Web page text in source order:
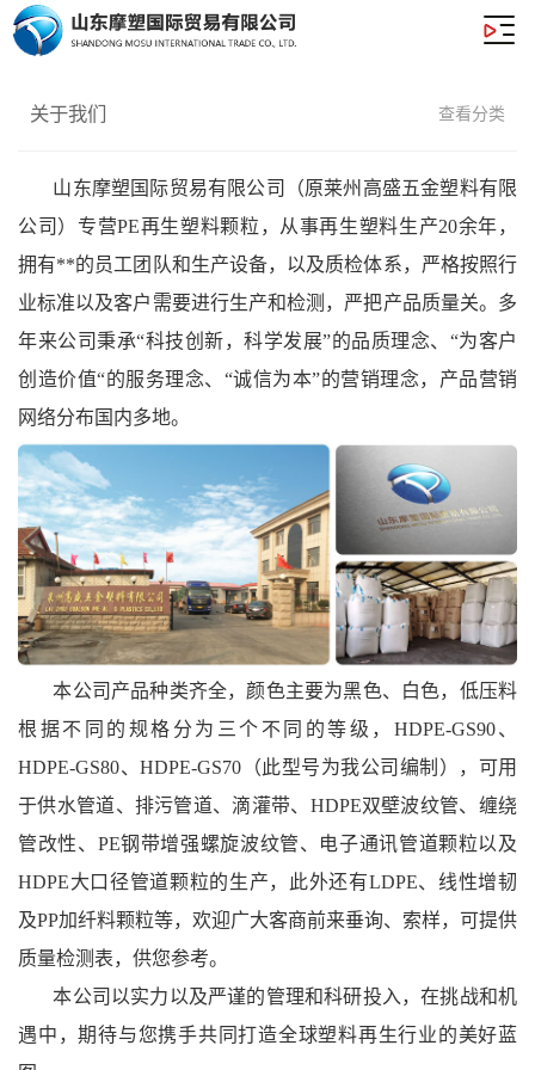
关于我们 查看分类
山东摩塑国际贸易有限公司（原莱州高盛五金塑料有限
公司）专营PE再生塑料颗粒，从事再生塑料生产20余年，
拥有**的员工团队和生产设备，以及质检体系，严格按照行
业标准以及客户需要进行生产和检测，严把产品质量关。多
年来公司秉承“科技创新，科学发展”的品质理念、“为客户
创造价值“的服务理念、“诚信为本”的营销理念，产品营销
网络分布国内多地。
本公司产品种类齐全，颜色主要为黑色、白色，低压料
根据不同的规格分为三个不同的等级，HDPE-GS90、
HDPE-GS80、HDPE-GS70（此型号为我公司编制），可用
于供水管道、排污管道、滴灌带、HDPE双壁波纹管、缠绕
管改性、PE钢带增强螺旋波纹管、电子通讯管道颗粒以及
HDPE大口径管道颗粒的生产，此外还有LDPE、线性增韧
及PP加纤料颗粒等，欢迎广大客商前来垂询、索样，可提供
质量检测表，供您参考。
本公司以实力以及严谨的管理和科研投入，在挑战和机
遇中，期待与您携手共同打造全球塑料再生行业的美好蓝